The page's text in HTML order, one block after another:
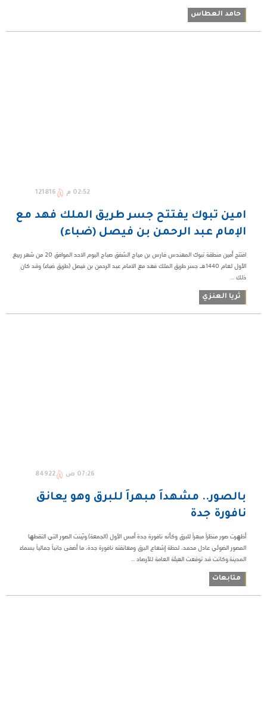
حامد العطاس
02:52 م 121816
امين تبوك يفتتح جسر طريق الملك فهد مع
الإمام عبد الرحمن بن فيصل (ضباء)
افتتح أمين منطقة تبوك المهندس فارس بن مياح الشفق صباح اليوم الاحد الموافق 20 من شهر ربيع
الأول لعام 1440هـ جسر طريق الملك فهد مع الامام عبد الرحمن بن فيصل (طريق ضباء) وقد كان
ذلك ...
ثريا العنزي
07:26 ص 84922
بالصور.. مشهداً مبهراً للبرق وهو يعانق
نافورة جدة
أظھرت صور منظراً مبهراً للبرق وكأنه نافورة جدة أمس الأول (الجمعة).وبّینت الصور التي التقطھا
المصور الضوئي عادل محمد، لحظة إشعاع البرق ومعانقته نافورة جدة، ما أضفى جانباً جمالياً بسماء
المدينة.وكانت قد توقعت الهيئة العامة للأرصاد ...
متابعات